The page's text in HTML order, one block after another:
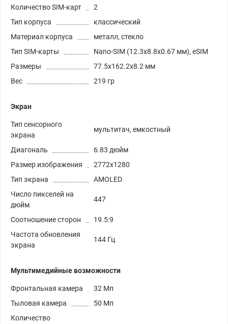
Количество SIM-карт
2
Тип корпуса
классический
Материал корпуса
металл, стекло
Тип SIM-карты
Nano-SIM (12.3x8.8x0.67 мм), eSIM
Размеры
77.5x162.2x8.2 мм
Вес
219 гр
Экран
Тип сенсорного
экрана
мультитач, емкостный
Диагональ
6.83 дюйм
Размер изображения
2772x1280
Тип экрана
AMOLED
Число пикселей на
дюйм
447
Соотношение сторон
19.5:9
Частота обновления
экрана
144 Гц
Мультимедийные возможности
Фронтальная камера
32 Мп
Тыловая камера
50 Мп
Количество